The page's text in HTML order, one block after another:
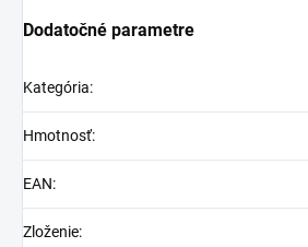
Dodatočné parametre
Kategória:
Hmotnosť:
EAN:
Zloženie: